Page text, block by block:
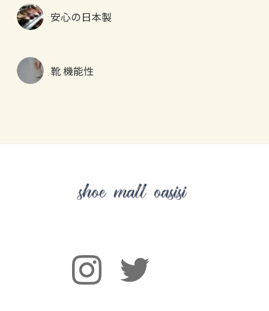
安心の日本製
靴 機能性